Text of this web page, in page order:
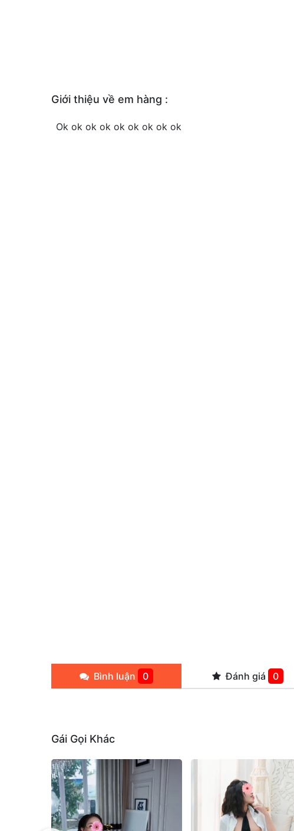
Giới thiệu về em hàng :
Ok ok ok ok ok ok ok ok ok
Bình luận 0 Đánh giá 0
Gái Gọi Khác